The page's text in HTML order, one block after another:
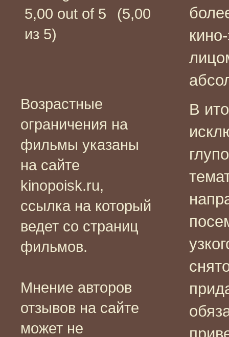
(5,00
из 5)
Возрастные
ограничения на
фильмы указаны
на сайте
kinopoisk.ru,
ссылка на который
ведет со страниц
фильмов.
Мнение авторов
отзывов на сайте
может не
В